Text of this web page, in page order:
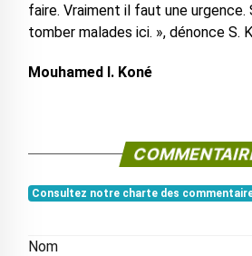
faire. Vraiment il faut une urgence.
tomber malades ici. », dénonce S.
Mouhamed I. Koné
Consultez notre charte des
Nom